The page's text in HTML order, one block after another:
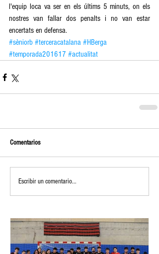
l'equip loca va ser en els últims 5 minuts, on els
nostres van fallar dos penalts i no van estar
encertats en defensa.
#sèniorb #terceracatalana #HBerga
#temporada201617 #actualitat
Comentarios
Escribir un comentario...